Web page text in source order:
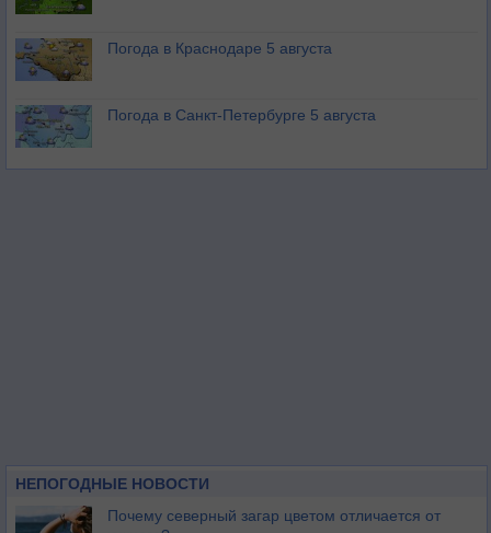
Погода в Краснодаре 5 августа
Погода в Санкт-Петербурге 5 августа
НЕПОГОДНЫЕ НОВОСТИ
Почему северный загар цветом отличается от